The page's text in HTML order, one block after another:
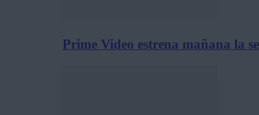
Prime Video estrena mañana la